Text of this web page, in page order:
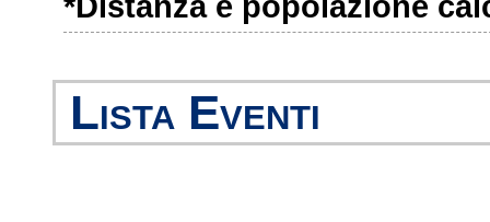
0.45
RVR
45
0.38
AUL
Lista Eventi